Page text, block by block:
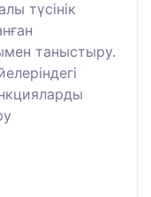
түсінік
таныстыру.